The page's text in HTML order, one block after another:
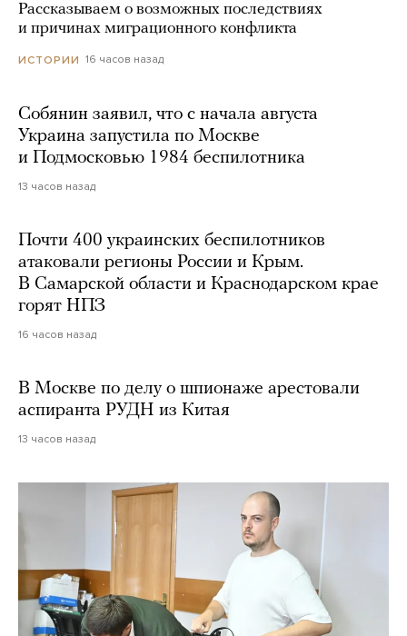
Рассказываем о возможных последствиях
и причинах миграционного конфликта
ИСТОРИИ 16 часов назад
Собянин заявил, что с начала августа
Украина запустила по Москве
и Подмосковью 1984 беспилотника
13 часов назад
Почти 400 украинских беспилотников
атаковали регионы России и Крым.
В Самарской области и Краснодарском крае
горят НПЗ
16 часов назад
В Москве по делу о шпионаже арестовали
аспиранта РУДН из Китая
13 часов назад